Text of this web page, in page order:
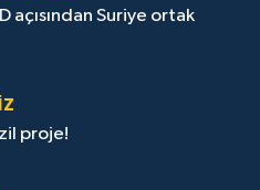
açısından Suriye ortak
proje!